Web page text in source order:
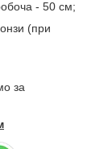
- 50 см;
(при
за